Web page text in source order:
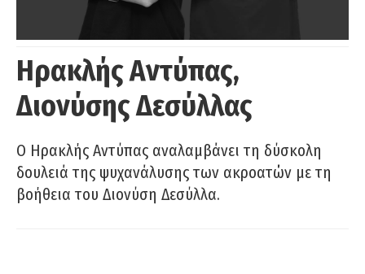
Ηρακλής Αντύπας,
Διονύσης Δεσύλλας
Ο Ηρακλής Αντύπας αναλαμβάνει τη δύσκολη
δουλειά της ψυχανάλυσης των ακροατών με τη
βοήθεια του Διονύση Δεσύλλα.